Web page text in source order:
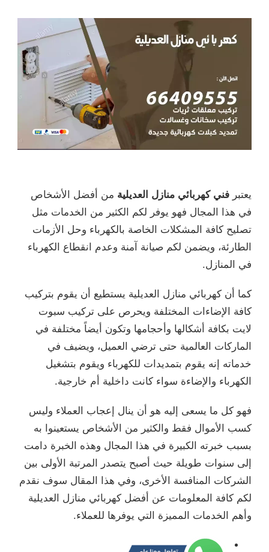
يعتبر فني كهربائي منازل العديلية من أفضل الأشخاص
في هذا المجال فهو يوفر لكم الكثير من الخدمات مثل
تصليح كافة المشكلات الخاصة بالكهرباء وحل الأزمات
الطارئة، ويضمن لكم صيانة آمنة وعدم انقطاع الكهرباء
في المنازل.
كما أن كهربائي منازل العديلية يستطيع أن يقوم بتركيب
كافة الإضاءات المختلفة ويحرص على تركيب سبوت
لايت بكافة أشكالها وأحجامها وتكون أيضاً مختلفة في
الماركات العالمية حتى ترضي العميل، ويضيف في
خدماته إنه يقوم بتمديدات للكهرباء ويقوم بتشغيل
الكهرباء والإضاءة سواء كانت داخلية أم خارجية.
فهو كل ما يسعى إليه هو أن ينال إعجاب العملاء وليس
كسب الأموال فقط والكثير من الأشخاص يستعينوا به
بسبب خبرته الكبيرة في هذا المجال وهذه الخبرة دامت
إلى سنوات طويلة حيث أصبح يتصدر المرتبة الأولى بين
الشركات المنافسة الأخرى، وفي هذا المقال سوف نقدم
لكم كافة المعلومات عن أفضل كهربائي منازل العديلية
وأهم الخدمات المميزة التي يوفرها للعملاء.